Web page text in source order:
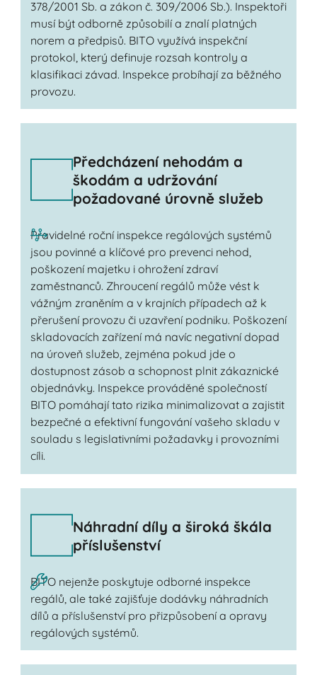
378/2001 Sb. a zákon č. 309/2006 Sb.). Inspektoři
musí být odborně způsobilí a znalí platných
norem a předpisů. BITO využívá inspekční
protokol, který definuje rozsah kontroly a
klasifikaci závad. Inspekce probíhají za běžného
provozu.
Předcházení nehodám a
škodám a udržování
požadované úrovně služeb
Pravidelné roční inspekce regálových systémů
jsou povinné a klíčové pro prevenci nehod,
poškození majetku i ohrožení zdraví
zaměstnanců. Zhroucení regálů může vést k
vážným zraněním a v krajních případech až k
přerušení provozu či uzavření podniku. Poškození
skladovacích zařízení má navíc negativní dopad
na úroveň služeb, zejména pokud jde o
dostupnost zásob a schopnost plnit zákaznické
objednávky. Inspekce prováděné společností
BITO pomáhají tato rizika minimalizovat a zajistit
bezpečné a efektivní fungování vašeho skladu v
souladu s legislativními požadavky i provozními
cíli.
Náhradní díly a široká škála
příslušenství
BITO nejenže poskytuje odborné inspekce
regálů, ale také zajišťuje dodávky náhradních
dílů a příslušenství pro přizpůsobení a opravy
regálových systémů.